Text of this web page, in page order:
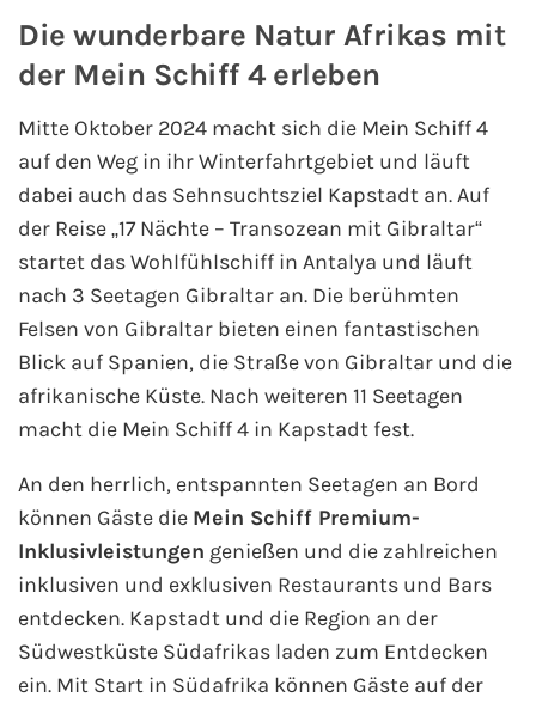
Die wunderbare Natur Afrikas mit
der Mein Schiff 4 erleben
Mitte Oktober 2024 macht sich die Mein Schiff 4
auf den Weg in ihr Winterfahrtgebiet und läuft
dabei auch das Sehnsuchtsziel Kapstadt an. Auf
der Reise „17 Nächte – Transozean mit Gibraltar“
startet das Wohlfühlschiff in Antalya und läuft
nach 3 Seetagen Gibraltar an. Die berühmten
Felsen von Gibraltar bieten einen fantastischen
Blick auf Spanien, die Straße von Gibraltar und die
afrikanische Küste. Nach weiteren 11 Seetagen
macht die Mein Schiff 4 in Kapstadt fest.
An den herrlich, entspannten Seetagen an Bord
können Gäste die Mein Schiff Premium-
Inklusivleistungen genießen und die zahlreichen
inklusiven und exklusiven Restaurants und Bars
entdecken. Kapstadt und die Region an der
Südwestküste Südafrikas laden zum Entdecken
ein. Mit Start in Südafrika können Gäste auf der